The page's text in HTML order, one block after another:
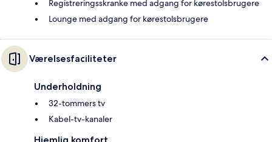
Registreringsskranke med adgang for kørestolsbrugere
Lounge med adgang for kørestolsbrugere
Værelsesfaciliteter
Underholdning
32-tommers tv
Kabel-tv-kanaler